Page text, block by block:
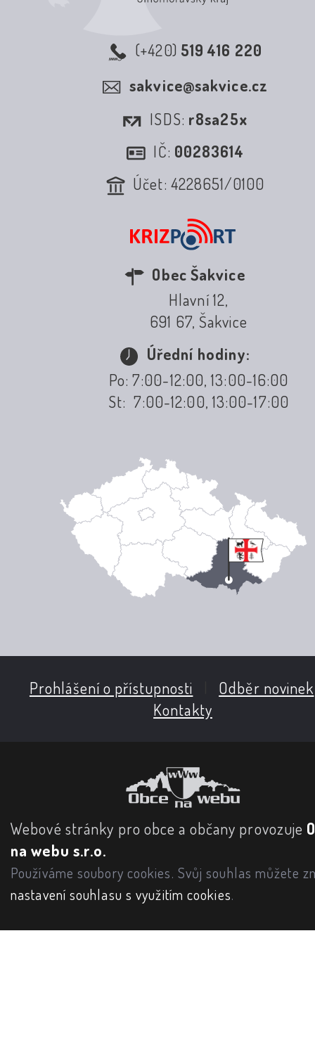
(+420) 519 416 220
sakvice@sakvice.cz
ISDS: r8sa25x
IČ: 00283614
Účet: 4228651/0100
Obec Šakvice
Hlavní 12,
691 67, Šakvice
Úřední hodiny:
Po: 7:00-12:00, 13:00-16:00
St: 7:00-12:00, 13:00-17:00
Prohlášení o přístupnosti Odběr novinek
Kontakty
Webové stránky pro obce a občany provozuje
na webu s.r.o.
Používáme soubory cookies. Svůj souhlas můžete
nastavení souhlasu s využitím cookies.